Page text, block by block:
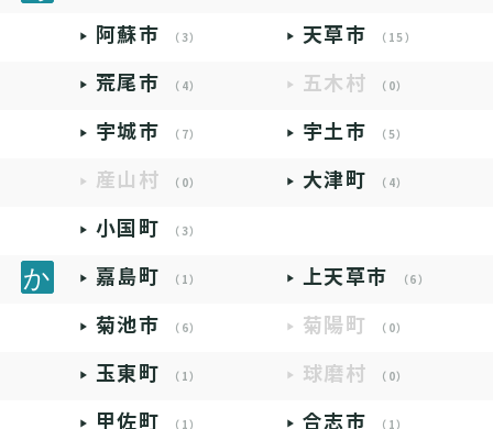
阿蘇市 （3） 天草市 （15）
荒尾市 （4） 五木村 （0）
宇城市 （7） 宇土市 （5）
産山村 （0） 大津町 （4）
小国町 （3）
嘉島町 （1） 上天草市 （6）
菊池市 （6） 菊陽町 （0）
玉東町 （1） 球磨村 （0）
甲佐町 （1） 合志市 （1）